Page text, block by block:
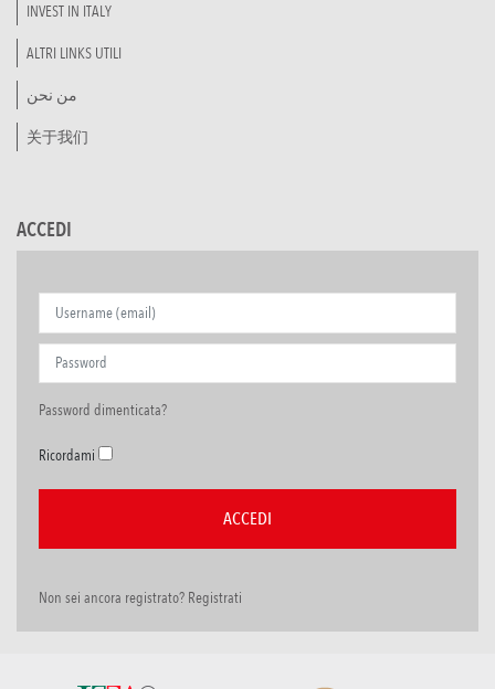
INVEST IN ITALY
ALTRI LINKS UTILI
من نحن
关于我们
ACCEDI
Password dimenticata?
Ricordami
Non sei ancora registrato? Registrati